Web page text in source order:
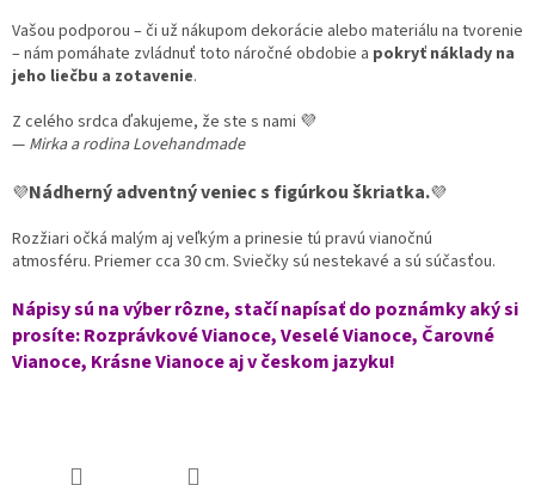
Vašou podporou – či už nákupom dekorácie alebo materiálu na tvorenie
– nám pomáhate zvládnuť toto náročné obdobie a pokryť náklady na
jeho liečbu a zotavenie.
Z celého srdca ďakujeme, že ste s nami 💜
— Mirka a rodina Lovehandmade
💜Nádherný adventný veniec s figúrkou škriatka.💜
Rozžiari očká malým aj veľkým a prinesie tú pravú vianočnú
atmosféru. Priemer cca 30 cm. Sviečky sú nestekavé a sú súčasťou.
Nápisy sú na výber rôzne, stačí napísať do poznámky aký si
prosíte: Rozprávkové Vianoce, Veselé Vianoce, Čarovné
Vianoce, Krásne Vianoce aj v českom jazyku!